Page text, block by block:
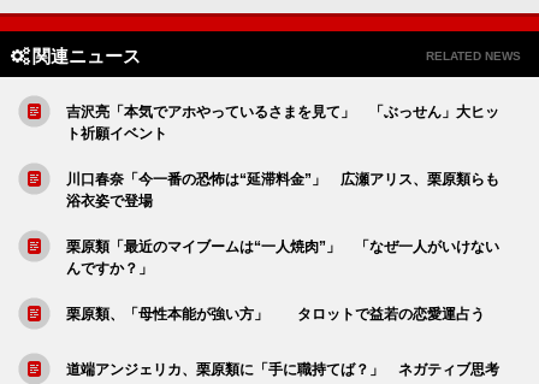
関連ニュース RELATED NEWS
吉沢亮「本気でアホやっているさまを見て」 「ぶっせん」大ヒッ
ト祈願イベント
川口春奈「今一番の恐怖は“延滞料金”」 広瀬アリス、栗原類らも
浴衣姿で登場
栗原類「最近のマイブームは“一人焼肉”」 「なぜ一人がいけない
んですか？」
栗原類、「母性本能が強い方」 タロットで益若の恋愛運占う
道端アンジェリカ、栗原類に「手に職持てば？」 ネガティブ思考